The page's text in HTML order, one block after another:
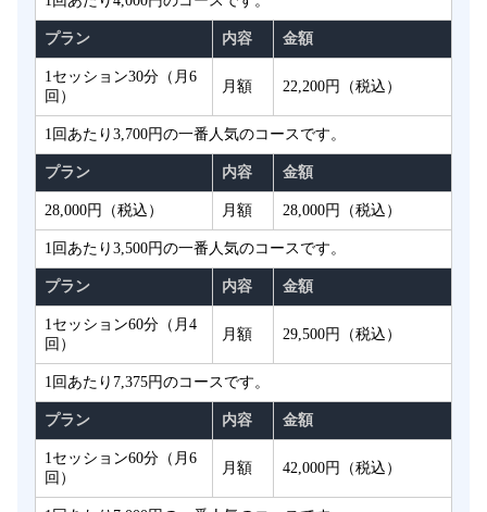
プラン 内容 金額
1セッション30分（月6
回）
月額 22,200円（税込）
1回あたり3,700円の一番人気のコースです。
プラン 内容 金額
28,000円（税込） 月額 28,000円（税込）
1回あたり3,500円の一番人気のコースです。
プラン 内容 金額
1セッション60分（月4
回）
月額 29,500円（税込）
1回あたり7,375円のコースです。
プラン 内容 金額
1セッション60分（月6
回）
月額 42,000円（税込）